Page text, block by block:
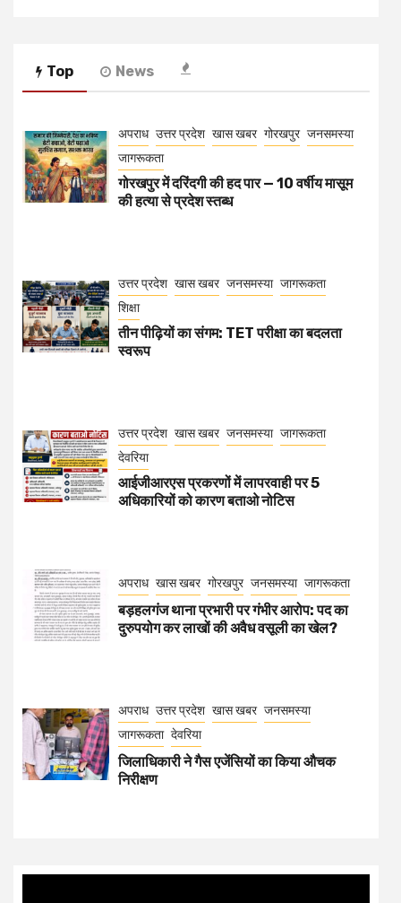
Top News
अपराध उत्तर प्रदेश खास खबर गोरखपुर जनसमस्या
जागरूकता
गोरखपुर में दरिंदगी की हद पार — 10 वर्षीय मासूम
की हत्या से प्रदेश स्तब्ध
उत्तर प्रदेश खास खबर जनसमस्या जागरूकता
शिक्षा
तीन पीढ़ियों का संगम: TET परीक्षा का बदलता
स्वरूप
उत्तर प्रदेश खास खबर जनसमस्या जागरूकता
देवरिया
आईजीआरएस प्रकरणों में लापरवाही पर 5
अधिकारियों को कारण बताओ नोटिस
अपराध खास खबर गोरखपुर जनसमस्या जागरूकता
बड़हलगंज थाना प्रभारी पर गंभीर आरोप: पद का
दुरुपयोग कर लाखों की अवैध वसूली का खेल?
अपराध उत्तर प्रदेश खास खबर जनसमस्या
जागरूकता देवरिया
जिलाधिकारी ने गैस एजेंसियों का किया औचक
निरीक्षण